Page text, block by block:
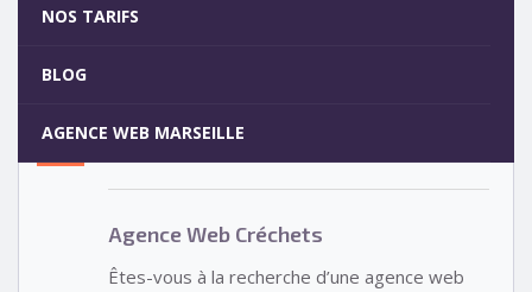
NOS TARIFS
BLOG
AGENCE WEB MARSEILLE
5
Votre site internet pour 29€
Agence Web Créchets
Êtes-vous à la recherche d’une agence web